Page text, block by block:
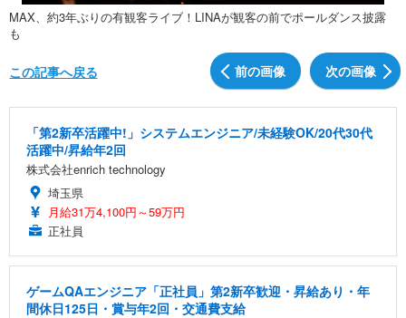
MAX、約3年ぶりの有観客ライブ！LINAが観客の前でポールダンス披露
も
前の画像 次の画像
この記事へ戻る
「第2新卒活躍中!」システムエンジニア/未経験OK/20代30代
活躍中/昇給年2回
株式会社enrich technology
埼玉県
月給31万4,100円～59万円
正社員
ゲームQAエンジニア「正社員」第2新卒歓迎・昇給あり・年
間休日125日・賞与年2回・交通費支給